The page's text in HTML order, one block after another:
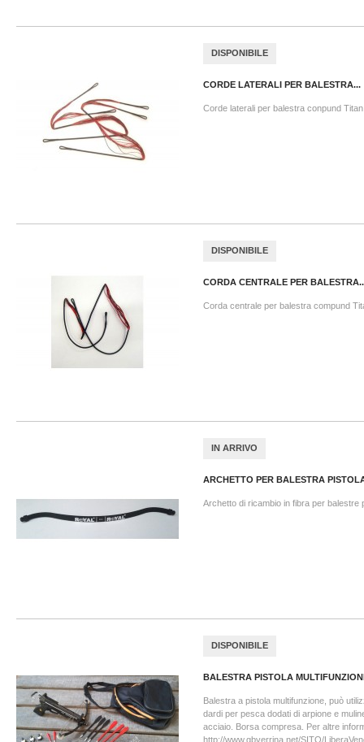
DISPONIBILE
CORDE LATERALI PER BALESTRA...
Corde laterali per balestra conpund
DISPONIBILE
CORDA CENTRALE PER
Corda centrale per balestra compund
IN ARRIVO
ARCHETTO PER BALESTRA
Archetto di ricambio in fibra per balestre
DISPONIBILE
BALESTRA PISTOLA
Balestra a pistola multifunzione, può
dardi per pesca dodati di arpione e
acciaio. Borsa compresa. Per altre
http://www.gbverrina.net/SITO/